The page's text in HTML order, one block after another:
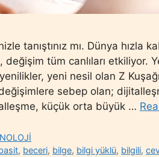
tanıştınız mı. Dünya hızla
değişim tüm canlıları etkiliyor.
yeni nesil olan Z
sebep olan;
küçük orta büyük …
, beceri, bilge, bilgi yüklü, bilgili,